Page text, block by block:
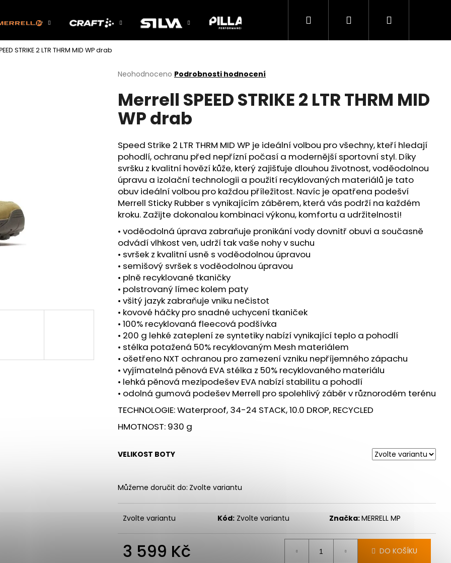
Hledat PřihlášeníNákupní
STRIKE 2 LTR THRM MID WP drab
Průměrné
produktu
je
0,0
z
hvězdiček.
Neohodnoceno Podrobnosti hodnocení
Merrell SPEED STRIKE 2 LTR THRM MID
WP drab
Speed Strike 2 LTR THRM MID WP je ideální volbou pro všechny, kteří hledají
pohodlí, ochranu před nepřízní počasí a modernější sportovní styl. Díky
svršku z kvalitní hovězí kůže, který zajišťuje dlouhou životnost, voděodolnou
úpravu a izolační technologii a použití recyklovaných materiálů je tato
obuv ideální volbou pro každou příležitost. Navíc je opatřena podešví
Merrell Sticky Rubber s vynikajícím záběrem, která vás podrží na každém
kroku. Zažijte dokonalou kombinaci výkonu, komfortu a udržitelnosti!
• voděodolná úprava zabraňuje pronikání vody dovnitř obuvi a současně
odvádí vlhkost ven, udrží tak vaše nohy v suchu
• svršek z kvalitní usně s voděodolnou úpravou
• semišový svršek s voděodolnou úpravou
• plně recyklované tkaničky
• polstrovaný límec kolem paty
• všitý jazyk zabraňuje vniku nečistot
• kovové háčky pro snadné uchycení tkaniček
• 100% recyklovaná fleecová podšívka
• 200 g lehké zateplení ze syntetiky nabízí vynikající teplo a pohodlí
• stélka potažená 50% recyklovaným Mesh materiálem
• ošetřeno NXT ochranou pro zamezení vzniku nepříjemného zápachu
• vyjímatelná pěnová EVA stélka z 50% recyklovaného materiálu
• lehká pěnová mezipodešev EVA nabízí stabilitu a pohodlí
• odolná gumová podešev Merrell pro spolehlivý záběr v různorodém terénu
TECHNOLOGIE: Waterproof, 34-24 STACK, 10.0 DROP, RECYCLED
HMOTNOST: 930 g
VELIKOST BOTY
Můžeme doručit do: Zvolte variantu
Zvolte variantu Kód: Zvolte variantu Značka:MERRELL MP
3 599 Kč DO KOŠÍKU
Co potřebujete najít?
HLEDAT
Následující
CRAFT PACER 2 - ORANŽOVÁ
490 Kč
BOTY CRAFT KYPE PRO - ZELENÁ
7 990 Kč